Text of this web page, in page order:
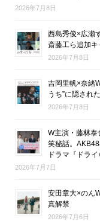
2026年7月8日
西島秀俊×広瀬
斎藤工ら追加
2026年7月8日
吉岡里帆×奈緒
うち”に隠され
2026年7月8日
W主演・藤林
笑秘話。
ドラマ『ドラ
2026年7月7日
安田章大×のん
真解禁
2026年7月6日